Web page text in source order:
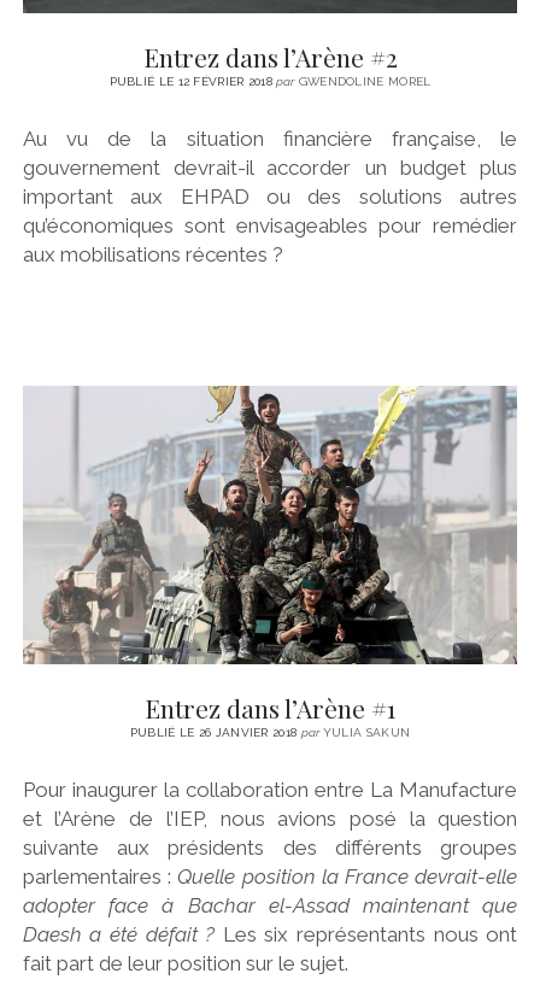
Entrez dans l’Arène #2
PUBLIÉ LE 12 FÉVRIER 2018parGWENDOLINE MOREL
Au vu de la situation financière française, le
gouvernement devrait-il accorder un budget plus
important aux EHPAD ou des solutions autres
qu’économiques sont envisageables pour remédier
aux mobilisations récentes ?
Entrez dans l’Arène #1
PUBLIÉ LE 26 JANVIER 2018 parYULIA SAKUN
Pour inaugurer la collaboration entre La Manufacture
et l’Arène de l’IEP, nous avions posé la question
suivante aux présidents des différents groupes
parlementaires :Quelle position la France devrait-elle
adopter face à Bachar el-Assad maintenant que
Daesh a été défait ? Les six représentants nous ont
fait part de leur position sur le sujet.